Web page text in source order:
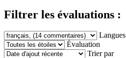
Filtrer les évaluations :
Langues
Évaluation
Trier par